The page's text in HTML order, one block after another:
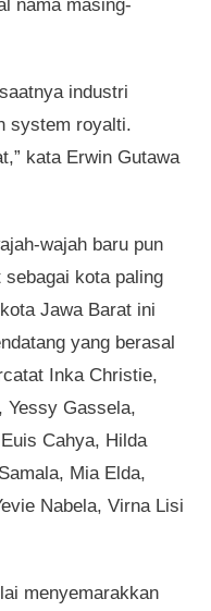
nama masing-
industri
system royalti.
kata Erwin Gutawa
wajah baru pun
sebagai kota paling
Jawa Barat ini
yang berasal
Inka Christie,
Yessy Gassela,
Cahya, Hilda
Mia Elda,
Nabela, Virna Lisi
menyemarakkan